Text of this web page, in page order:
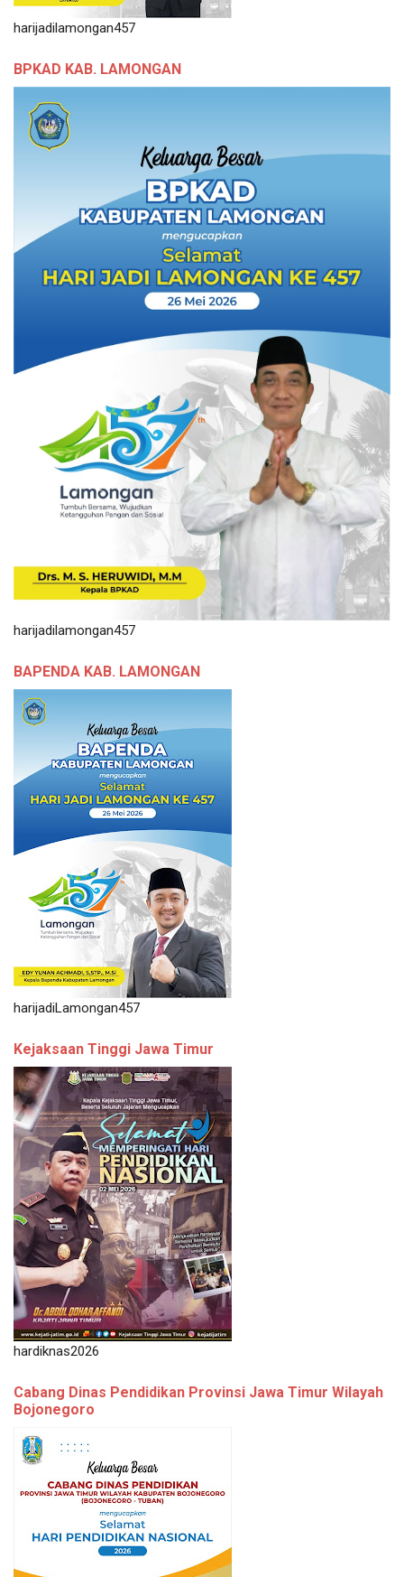
harijadilamongan457
BPKAD KAB. LAMONGAN
harijadilamongan457
BAPENDA KAB. LAMONGAN
harijadiLamongan457
Kejaksaan Tinggi Jawa Timur
hardiknas2026
Cabang Dinas Pendidikan Provinsi Jawa Timur Wilayah
Bojonegoro